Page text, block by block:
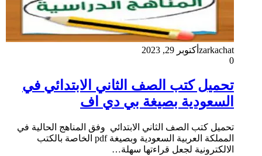
zarkachat أكتوبر 29, 2023
0
تحميل كتب الصف الثاني الابتدائي في
السعودية بصيغة بي دي اف
تحميل كتب الصف الثاني الابتدائي وفق المناهج الحالية في
المملكة العربية السعودية وبصيغة pdf الخاصة بالكتب
الالكترونية لجعل قراءتها سهلة…